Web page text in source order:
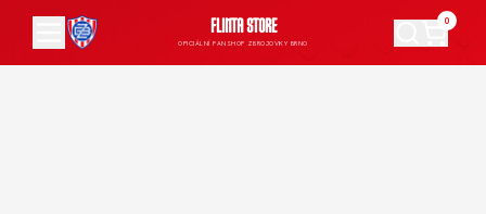
FLINTA STORE
OFICIÁLNÍ FANSHOP ZBROJOVKY BRNO
0